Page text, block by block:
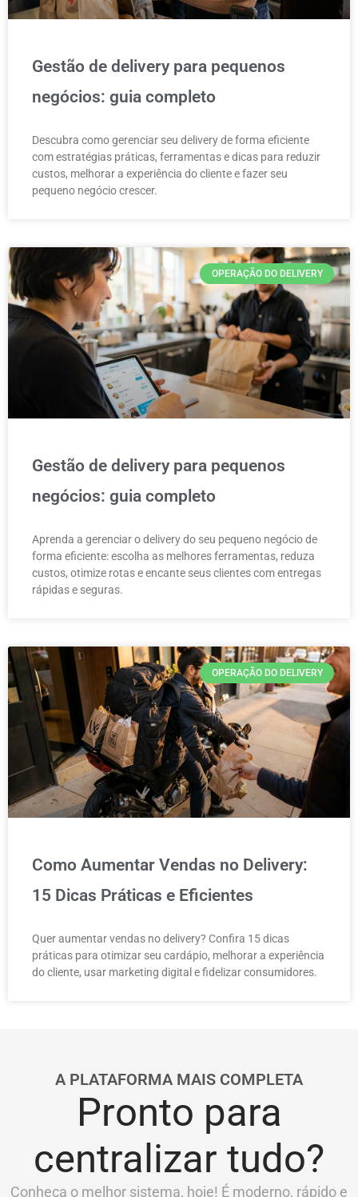
Gestão de delivery para pequenos
negócios: guia completo
Descubra como gerenciar seu delivery de forma eficiente
com estratégias práticas, ferramentas e dicas para reduzir
custos, melhorar a experiência do cliente e fazer seu
pequeno negócio crescer.
OPERAÇÃO DO DELIVERY
Gestão de delivery para pequenos
negócios: guia completo
Aprenda a gerenciar o delivery do seu pequeno negócio de
forma eficiente: escolha as melhores ferramentas, reduza
custos, otimize rotas e encante seus clientes com entregas
rápidas e seguras.
OPERAÇÃO DO DELIVERY
Como Aumentar Vendas no Delivery:
15 Dicas Práticas e Eficientes
Quer aumentar vendas no delivery? Confira 15 dicas
práticas para otimizar seu cardápio, melhorar a experiência
do cliente, usar marketing digital e fidelizar consumidores.
A PLATAFORMA MAIS COMPLETA
Pronto para
centralizar tudo?
Conheça o melhor sistema, hoje! É moderno, rápido e